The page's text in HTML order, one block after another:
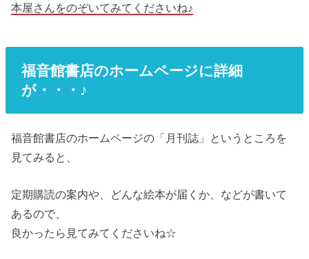
本屋さんをのぞいてみてくださいね♪
福音館書店のホームページに詳細
が・・・♪
福音館書店のホームページの「月刊誌」というところを
見てみると、
定期購読の案内や、どんな絵本が届くか、などが書いて
あるので、
良かったら見てみてくださいね☆